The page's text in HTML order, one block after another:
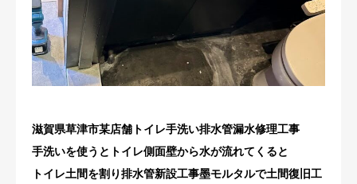
滋賀県草津市某店舗トイレ手洗い排水管漏水修理工事
手洗いを使うとトイレ側面壁から水が流れてくると
トイレ土間を割り排水管新設工事墨モルタルで土間復旧工
施工事例
商品紹介
修理・配管洗浄
おすすめ商品
お問い合わせ